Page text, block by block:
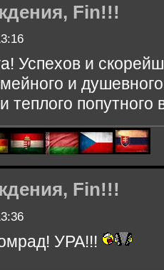
Fin!!!
Успехов и
и
попутного
Fin!!!
УРА!!!